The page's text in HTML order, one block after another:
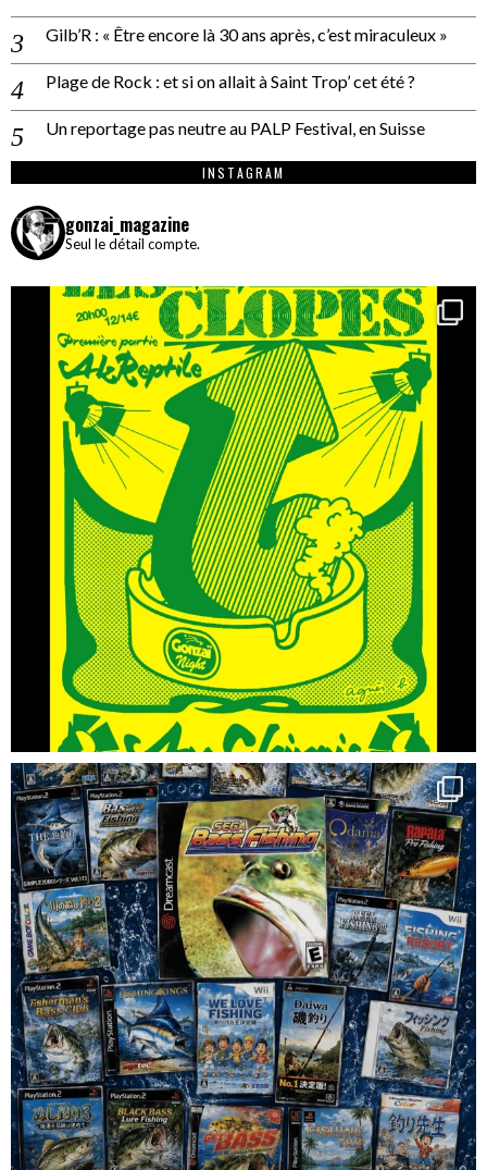
Gilb’R : « Être encore là 30 ans après, c’est miraculeux »
Plage de Rock : et si on allait à Saint Trop’ cet été ?
Un reportage pas neutre au PALP Festival, en Suisse
INSTAGRAM
gonzai_magazine
Seul le détail compte.